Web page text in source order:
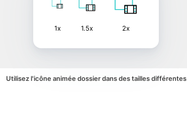
1x 1.5x 2x
Utilisez l'icône animée dossier dans des tailles différentes